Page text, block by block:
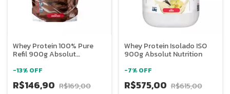
Whey Protein 100% Pure
Refil 900g Absolut
-13% OFF
R$146,90 R$169,00
Whey Protein Isolado ISO
900g Absolut Nutrition
-7% OFF
R$575,00 R$615,00